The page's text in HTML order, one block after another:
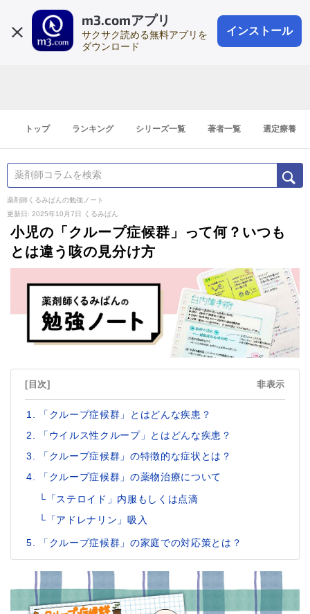
m3.comアプリ
サクサク読める無料アプリを
ダウンロード
インストール
会員登録
登録1分
トップ ランキング シリーズ一覧 著者一覧 選定療養
薬剤師くるみぱんの勉強ノート
更新日: 2025年10月7日
くるみぱん
小児の「クループ症候群」って何？いつも
とは違う咳の見分け方
[目次] 非表示
「クループ症候群」とはどんな疾患？
「ウイルス性クループ」とはどんな疾患？
「クループ症候群」の特徴的な症状とは？
「クループ症候群」の薬物治療について
└「ステロイド」内服もしくは点滴
└「アドレナリン」吸入
「クループ症候群」の家庭での対応策とは？